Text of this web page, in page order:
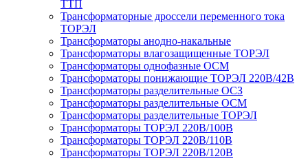
ТТП
Трансформаторные дроссели переменного тока
ТОРЭЛ
Трансформаторы анодно-накальные
Трансформаторы влагозащищенные ТОРЭЛ
Трансформаторы однофазные ОСМ
Трансформаторы понижающие ТОРЭЛ 220В/42В
Трансформаторы разделительные ОСЗ
Трансформаторы разделительные ОСМ
Трансформаторы разделительные ТОРЭЛ
Трансформаторы ТОРЭЛ 220В/100В
Трансформаторы ТОРЭЛ 220В/110В
Трансформаторы ТОРЭЛ 220В/120В